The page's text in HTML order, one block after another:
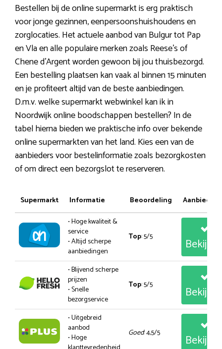
Bestellen bij de online supermarkt is erg praktisch
voor jonge gezinnen, eenpersoonshuishoudens en
zorglocaties. Het actuele aanbod van Bulgur tot Pap
en Vla en alle populaire merken zoals Reese’s of
Chene d’Argent worden gewoon bij jou thuisbezorgd.
Een bestelling plaatsen kan vaak al binnen 15 minuten
en je profiteert altijd van de beste aanbiedingen.
D.m.v. welke supermarkt webwinkel kan ik in
Noordwijk online boodschappen bestellen? In de
tabel hierna bieden we praktische info over bekende
online supermarkten van het land. Kies een van de
aanbieders voor bestelinformatie zoals bezorgkosten
of om direct een bezorgslot te reserveren.
Supermarkt Informatie Beoordeling
• Hoge kwaliteit &
service
• Altijd scherpe
aanbiedingen
Top: 5/5
• Blijvend scherpe
prijzen
• Snelle
bezorgservice
Top: 5/5
• Uitgebreid
aanbod
• Hoge
Goed: 4,5/5